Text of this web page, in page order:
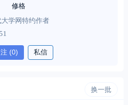
修格
学网特约作者
(0) 私信
换一批